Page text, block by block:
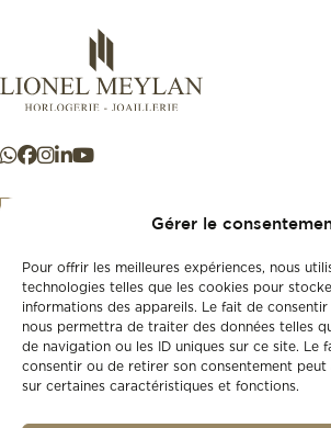
Gérer le
Pour offrir les meilleures expériences, nous
technologies telles que les cookies pour
informations des appareils. Le fait de
nous permettra de traiter des données telles
de navigation ou les ID uniques sur ce site. Le
consentir ou de retirer son consentement
sur certaines caractéristiques et fonctions.
New
Second-hand
+41 21 925 50 50